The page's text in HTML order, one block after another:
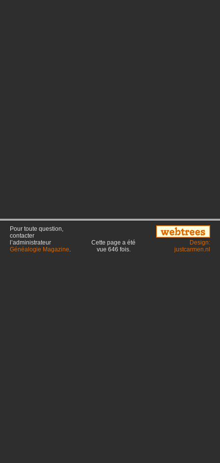
Pour toute question,
contacter
l’administrateur
Généalogie Magazine.
Cette page a été
vue 646 fois.
Design:
justcarmen.nl